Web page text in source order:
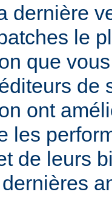
dernière
le
que
de
ont
les
de leurs